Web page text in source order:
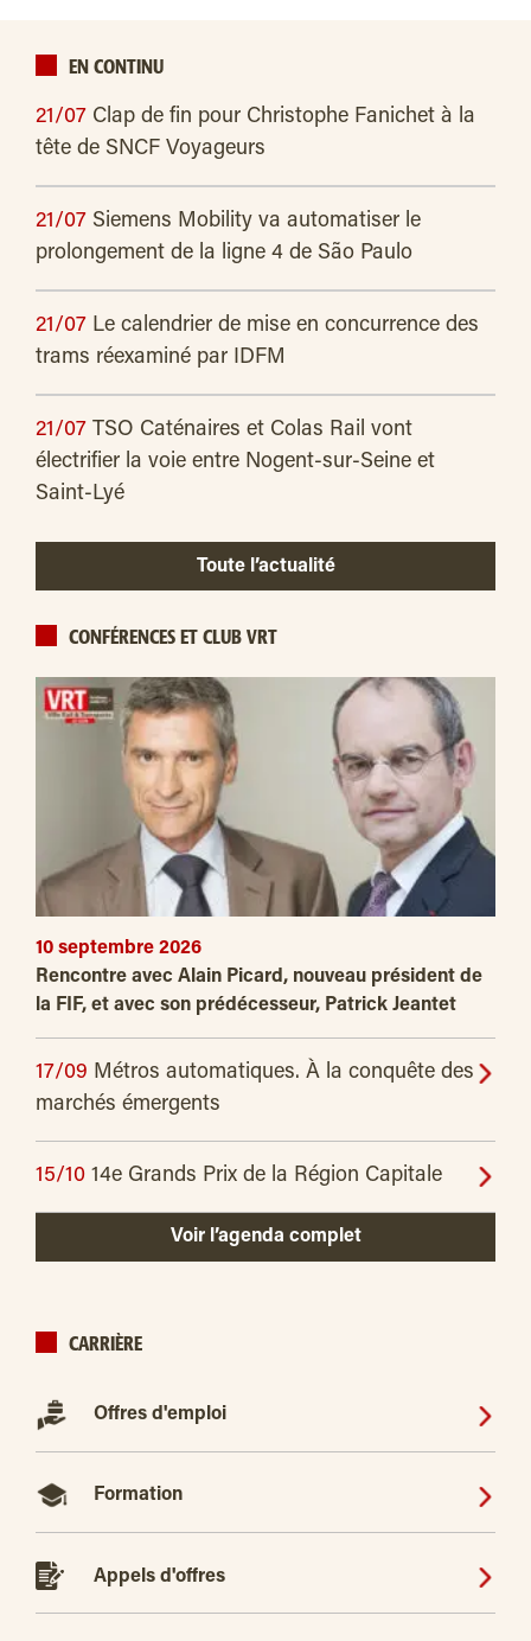
EN CONTINU
21/07 Clap de fin pour Christophe Fanichet à la
tête de SNCF Voyageurs
21/07 Siemens Mobility va automatiser le
prolongement de la ligne 4 de São Paulo
21/07 Le calendrier de mise en concurrence des
trams réexaminé par IDFM
21/07 TSO Caténaires et Colas Rail vont
électrifier la voie entre Nogent-sur-Seine et
Saint-Lyé
Toute l’actualité
CONFÉRENCES ET CLUB VRT
10 septembre 2026
Rencontre avec Alain Picard, nouveau président de
la FIF, et avec son prédécesseur, Patrick Jeantet
17/09 Métros automatiques. À la conquête des
marchés émergents
15/10 14e Grands Prix de la Région Capitale
Voir l’agenda complet
CARRIÈRE
Offres d'emploi
Formation
Appels d'offres